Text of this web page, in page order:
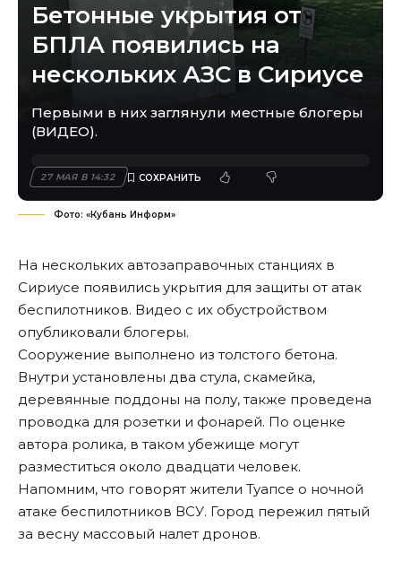
Бетонные укрытия от
БПЛА появились на
нескольких АЗС в Сириусе
Первыми в них заглянули местные блогеры
(ВИДЕО).
27 МАЯ В 14:32
Фото: «Кубань Информ»
На нескольких автозаправочных станциях в
Сириусе появились укрытия для защиты от атак
беспилотников. Видео с их обустройством
опубликовали блогеры.
Сооружение выполнено из толстого бетона.
Внутри установлены два стула, скамейка,
деревянные поддоны на полу, также проведена
проводка для розетки и фонарей. По оценке
автора ролика, в таком убежище могут
разместиться около двадцати человек.
Напомним, что говорят жители Туапсе о ночной
атаке беспилотников ВСУ. Город пережил пятый
за весну массовый налет дронов.